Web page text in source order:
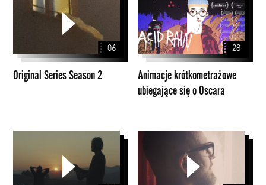
06
Original Series Season 2
krótkometrażowe
ubiegające
się
o
Oscara
28
Animacje krótkometrażowe
ubiegające się o Oscara
Presents
Stories